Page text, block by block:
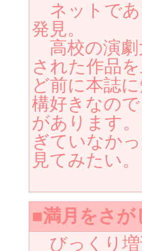
ネットであ
発見。
高校の演劇
された作品
ど前に本誌
構好きなの
があります
ぎていなか
見てみたい。
■満月をさが
びっくり増